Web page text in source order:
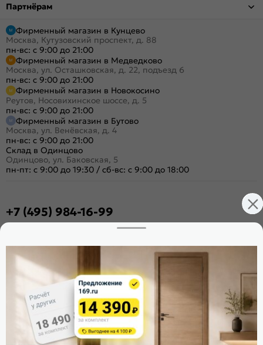
Партнёрам
Фирменный магазин в Кунцево
Москва, Кутузовский проспект, д. 88
пн-вс: с 9:00 до 21:00
Фирменный магазин в Медведково
Москва, ул. Осташковская, д. 22, подъезд 6
пн-вс: с 9:00 до 21:00
Фирменный магазин в Новокосино
Реутов, Носовихинское шоссе, д. 5
пн-вс: с 9:00 до 21:00
Фирменный магазин в Бутово
Москва, ул. Венёвская, д. 4
пн-вс: с 9:00 до 21:00
Склад в Одинцово
Одинцово, ул. Баковская, 5
пн-пт: с 9:00 до 19:30 / сб-вс: с 9:00 до 18:00
+7 (495) 984-16-99
Стать дилером
Расскажите о нас
Поделиться
Оцените магазин